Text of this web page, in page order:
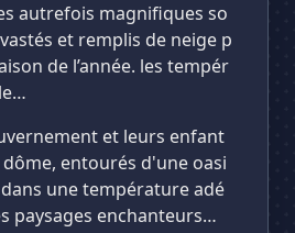
autrefois magnifiques so
et remplis de neige p
de l’année. les tempér
et leurs enfant
entourés d'une oasi
une température adé
paysages enchanteurs…